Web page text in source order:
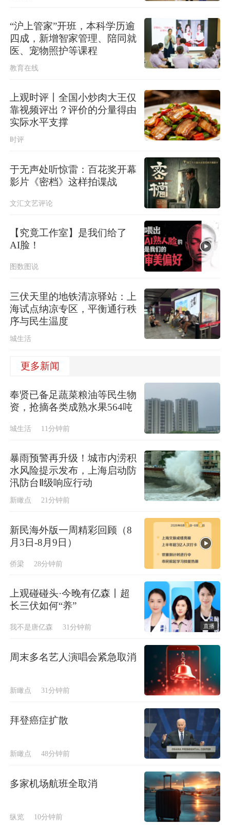
“沪上管家”开班，本科学历逾
四成，新增智家管理、陪同就
医、宠物照护等课程
教育在线
上观时评丨全国小炒肉大王仅
靠视频评出？评价的分量得由
实际水平支撑
时评
于无声处听惊雷：百花奖开幕
影片《密档》这样拍谍战
文汇文艺评论
【究竟工作室】是我们给了
AI脸！
图数图说
三伏天里的地铁清凉驿站：上
海试点纳凉专区，平衡通行秩
序与民生温度
城生活
更多新闻
奉贤已备足蔬菜粮油等民生物
资，抢摘各类成熟水果564吨
城生活 11分钟前
暴雨预警再升级！城市内涝积
水风险提示发布，上海启动防
汛防台Ⅱ级响应行动
新瞰点 21分钟前
新民海外版一周精彩回顾（8
月3日-8月9日）
侨梁 28分钟前
上观碰碰头·今晚有亿森丨超
长三伏如何“养”
我不是唐亿森 31分钟前 直播
周末多名艺人演唱会紧急取消
新瞰点 31分钟前
拜登癌症扩散
新瞰点 48分钟前
多家机场航班全取消
纵览 10分钟前